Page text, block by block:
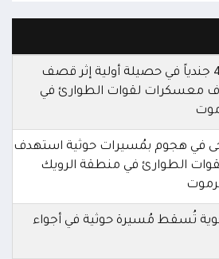
استشهاد 45 جندياً في حصيلة أولية إثر قصف
معسكرات لقوات الطوارئ في
في هجوم بمُسيرات حوثية استهدف
الطوارئ في منطقة الرويك
تُسقط مُسيرة حوثية في أجواء